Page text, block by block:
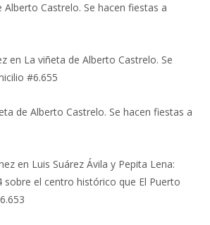
Alberto Castrelo. Se hacen fiestas a
en La viñeta de Alberto Castrelo. Se
#6.655
de Alberto Castrelo. Se hacen fiestas a
en Luis Suárez Ávila y Pepita Lena:
sobre el centro histórico que El Puerto